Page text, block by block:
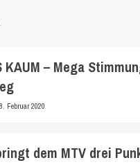
KAUM – Mega
Februar 2020
dem MTV drei